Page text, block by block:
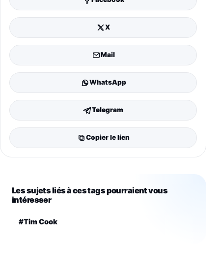
X
Mail
WhatsApp
Telegram
Copier le lien
Les sujets liés à ces tags pourraient vous
intéresser
#Tim Cook